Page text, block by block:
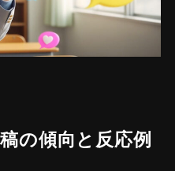
の傾向と反応例